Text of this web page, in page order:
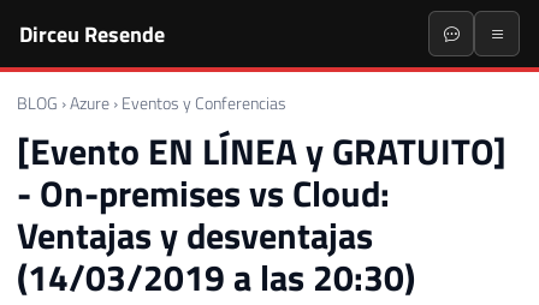
Dirceu Resende
BLOG ›Azure › Eventos y Conferencias
[Evento EN LÍNEA y GRATUITO]
- On-premises vs Cloud:
Ventajas y desventajas
(14/03/2019 a las 20:30)